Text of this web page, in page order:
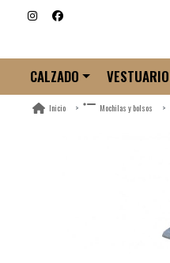
CALZADO VESTUARIO
Inicio Mochilas y bolsos